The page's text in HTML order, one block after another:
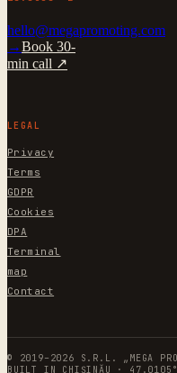
hello@megapromoting.com
→Book 30-
min call ↗
LEGAL
Privacy
Terms
GDPR
Cookies
DPA
Terminal
map
Contact
© 2019–2026 S.R.L. „MEGA
BUILT IN CHIȘINĂU ·